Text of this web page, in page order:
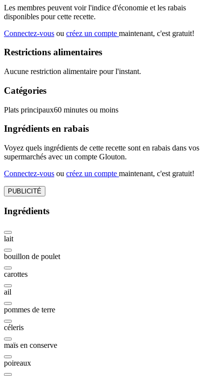
Les membres peuvent voir l'indice d'économie et les rabais
disponibles pour cette recette.
Connectez-vous ou créez un compte maintenant, c'est gratuit!
Restrictions alimentaires
Aucune restriction alimentaire pour l'instant.
Catégories
Plats principaux60 minutes ou moins
Ingrédients en rabais
Voyez quels ingrédients de cette recette sont en rabais dans vos
supermarchés avec un compte Glouton.
Connectez-vous ou créez un compte maintenant, c'est gratuit!
PUBLICITÉ
Ingrédients
lait
bouillon de poulet
carottes
ail
pommes de terre
céleris
maïs en conserve
poireaux